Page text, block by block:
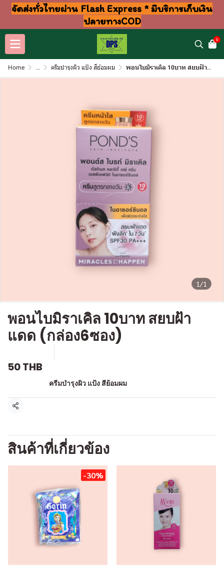
จัดส่งทั่วไทยผ่าน Flash Express * มีบริการเก็บเงิน
ปลายทางCOD
0
Home ... ครีมบำรุงผิว แป้ง สีย้อมผม พอนไบมิราเคิล 10บาท สยบฝ้าแดด (กล่อง6ซอง)
1/1
พอนไบมิราเคิล 10บาท สยบฝ้า
แดด (กล่อง6ซอง)
50 THB
ครีมบำรุงผิว แป้ง สีย้อมผม
แชร์
สินค้าที่เกี่ยวข้อง
-30%